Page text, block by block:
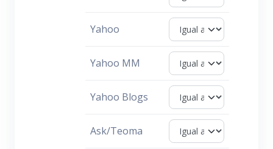
Yahoo
Yahoo MM
Yahoo Blogs
Ask/Teoma